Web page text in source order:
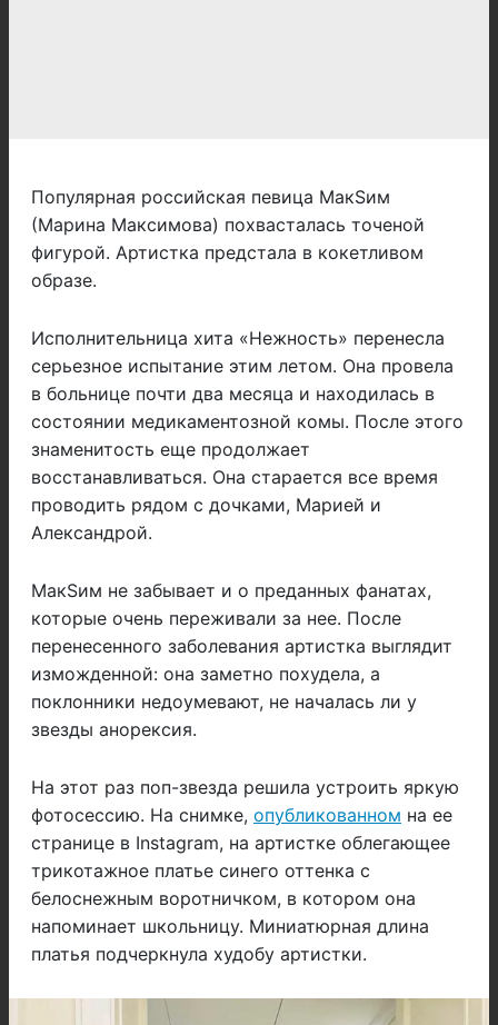
Популярная российская певица МакSим
(Марина Максимова) похвасталась точеной
фигурой. Артистка предстала в кокетливом
образе.
Исполнительница хита «Нежность» перенесла
серьезное испытание этим летом. Она провела
в больнице почти два месяца и находилась в
состоянии медикаментозной комы. После этого
знаменитость еще продолжает
восстанавливаться. Она старается все время
проводить рядом с дочками, Марией и
Александрой.
МакSим не забывает и о преданных фанатах,
которые очень переживали за нее. После
перенесенного заболевания артистка выглядит
изможденной: она заметно похудела, а
поклонники недоумевают, не началась ли у
звезды анорексия.
На этот раз поп-звезда решила устроить яркую
фотосессию. На снимке, опубликованном на ее
странице в Instagram, на артистке облегающее
трикотажное платье синего оттенка с
белоснежным воротничком, в котором она
напоминает школьницу. Миниатюрная длина
платья подчеркнула худобу артистки.